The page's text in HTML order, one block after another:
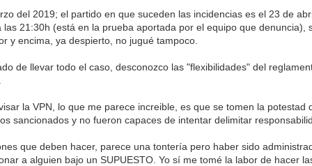
del 2019; el partido en que suceden las incidencias es el 23 de
21:30h (está en la prueba aportada por el equipo que
y encima, ya despierto, no jugué tampoco.
de llevar todo el caso, desconozco las "flexibilidades" del
la VPN, lo que me parece increible, es que se tomen la
sancionados y no fueron capaces de intentar delimitar
que deben hacer, parece una tontería pero haber sido
a alguien bajo un SUPUESTO. Yo sí me tomé la labor de hacer